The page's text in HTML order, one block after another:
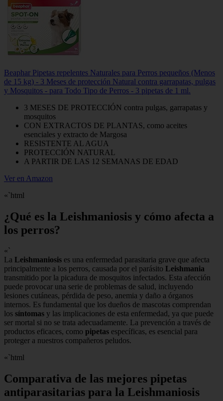
Beaphar Pipetas repelentes Naturales para Perros pequeños (Menos
de 15 kg) - 3 Meses de protección Natural contra garrapatas, pulgas
y Mosquitos - para Todo Tipo de Perros - 3 pipetas de 1 ml.
3 MESES DE PROTECCIÓN contra pulgas, garrapatas y
mosquitos
CON EXTRACTOS DE PLANTAS, como aceites
esenciales y extracto de Margosa
RESISTENTE AL AGUA
PROTECCIÓN NATURAL
A PARTIR DE LAS 12 SEMANAS DE EDAD
Ver en Amazon
«`html
¿Qué es la Leishmaniosis y cómo afecta a
los perros?
«`
La Leishmaniosis es una enfermedad parasitaria grave que afecta
principalmente a los perros, causada por el parásito Leishmania
transmitido por la picadura de mosquitos infectados. Esta afección
puede provocar una serie de problemas de salud, incluyendo
lesiones cutáneas, pérdida de peso, anemia y daño a órganos
internos. Es fundamental que los dueños de mascotas comprendan
los síntomas y las implicaciones de esta enfermedad, ya que puede
ser mortal si no se trata adecuadamente. La prevención a través de
productos eficaces, como pipetas específicas, es esencial para
proteger a nuestros compañeros peludos.
«`html
Comparativa de las mejores pipetas
antiparasitarias para la Leishmaniosis